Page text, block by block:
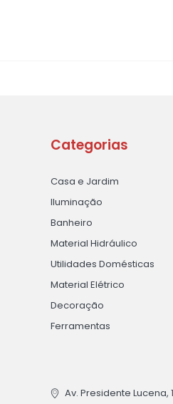
Categorias
Casa e Jardim
Iluminação
Banheiro
Material Hidráulico
Utilidades Domésticas
Material Elétrico
Decoração
Ferramentas
Av. Presidente Lucena,